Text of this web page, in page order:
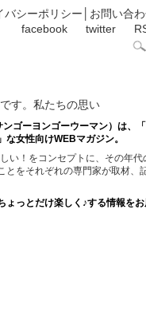
バシーポリシー
お問い合
facebook
twitter
ゴーヨンゴーウーマン）は、
な女性向けWEBマガジン。
い！をコンセプトに、その年代
とをそれぞれの専門家が取材、
ょっとだけ楽しく♪する情報を